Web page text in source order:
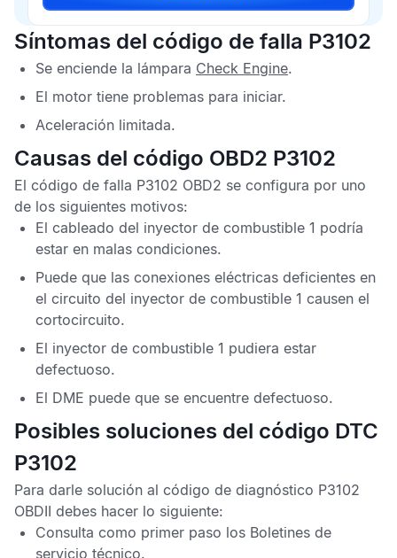
Síntomas del código de falla P3102
Se enciende la lámpara Check Engine.
El motor tiene problemas para iniciar.
Aceleración limitada.
Causas del código OBD2 P3102
El código de falla P3102 OBD2 se configura por uno
de los siguientes motivos:
El cableado del inyector de combustible 1 podría
estar en malas condiciones.
Puede que las conexiones eléctricas deficientes en
el circuito del inyector de combustible 1 causen el
cortocircuito.
El inyector de combustible 1 pudiera estar
defectuoso.
El DME puede que se encuentre defectuoso.
Posibles soluciones del código DTC
P3102
Para darle solución al código de diagnóstico P3102
OBDII debes hacer lo siguiente:
Consulta como primer paso los Boletines de
servicio técnico.